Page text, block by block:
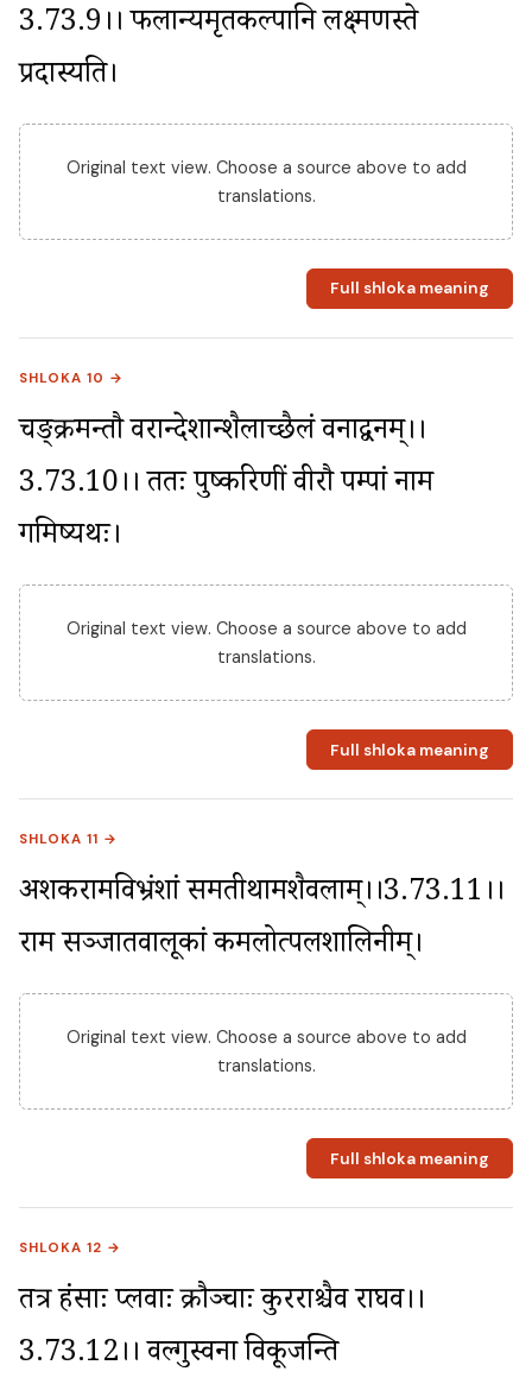
3.73.9।। फलान्यमृतकल्पानि लक्ष्मणस्ते
प्रदास्यति।
Original text view. Choose a source above to add
translations.
Full shloka meaning
SHLOKA 10 →
चङ्क्रमन्तौ वरान्देशान्शैलाच्छैलं वनाद्वनम्।।
3.73.10।। ततः पुष्करिणीं वीरौ पम्पां नाम
गमिष्यथः।
Original text view. Choose a source above to add
translations.
Full shloka meaning
SHLOKA 11 →
अशर्करामविभ्रंशां समतीर्थामशैवलाम्।।3.73.11।।
राम सञ्जातवालूकां कमलोत्पलशालिनीम्।
Original text view. Choose a source above to add
translations.
Full shloka meaning
SHLOKA 12 →
तत्र हंसाः प्लवाः क्रौञ्चाः कुरराश्चैव राघव।।
3.73.12।। वल्गुस्वना विकूजन्ति